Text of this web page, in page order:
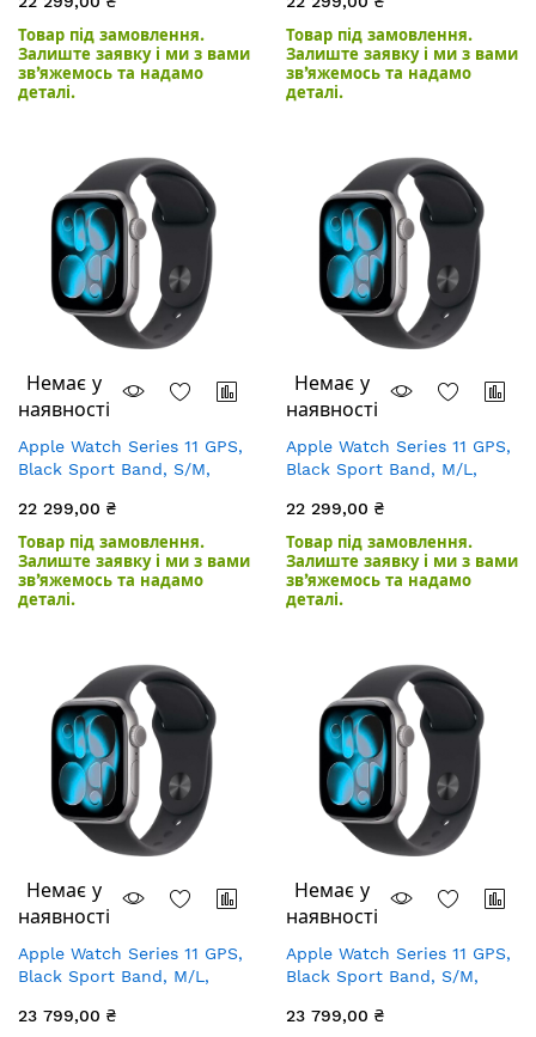
Товар під замовлення.
Залиште заявку і ми з вами
зв’яжемось та надамо
деталі.
Товар під замовлення.
Залиште заявку і ми з вами
зв’яжемось та надамо
деталі.
Немає у
наявності
Apple Watch Series 11 GPS,
Black Sport Band, S/M,
Aluminium
22 299,00 ₴
Товар під замовлення.
Залиште заявку і ми з вами
зв’яжемось та надамо
деталі.
Немає у
наявності
Apple Watch Series 11 GPS,
Black Sport Band, M/L,
Aluminium
22 299,00 ₴
Товар під замовлення.
Залиште заявку і ми з вами
зв’яжемось та надамо
деталі.
Немає у
наявності
Apple Watch Series 11 GPS,
Black Sport Band, M/L,
Aluminium
23 799,00 ₴
Немає у
наявності
Apple Watch Series 11 GPS,
Black Sport Band, S/M,
Aluminium
23 799,00 ₴